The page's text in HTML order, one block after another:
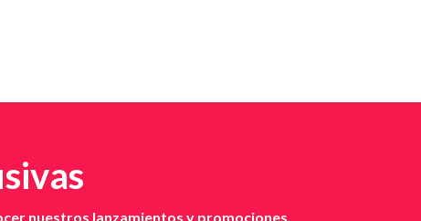
nuestros lanzamientos y promociones.